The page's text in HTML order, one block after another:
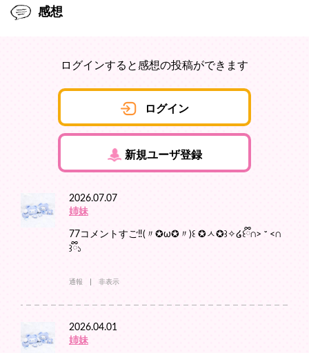
感想
ログインすると感想の投稿ができます
ログイン
新規ユーザ登録
2026.07.07
姉妹
77コメントすご‼️(〃✪ω✪〃)꒰ ✪ㅅ✪꒱✧︎໒꒰ྀི∩˃ ᵕ ˂∩
꒱ྀི১
通報 非表示
2026.04.01
姉妹